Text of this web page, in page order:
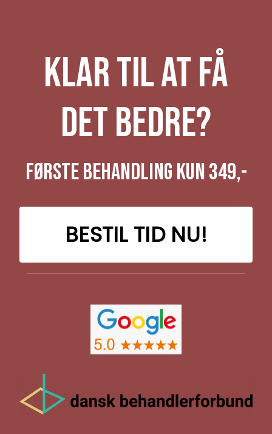
Klar Til At Få
Det Bedre?
Første Behandling Kun 349,-
BESTIL TID NU!